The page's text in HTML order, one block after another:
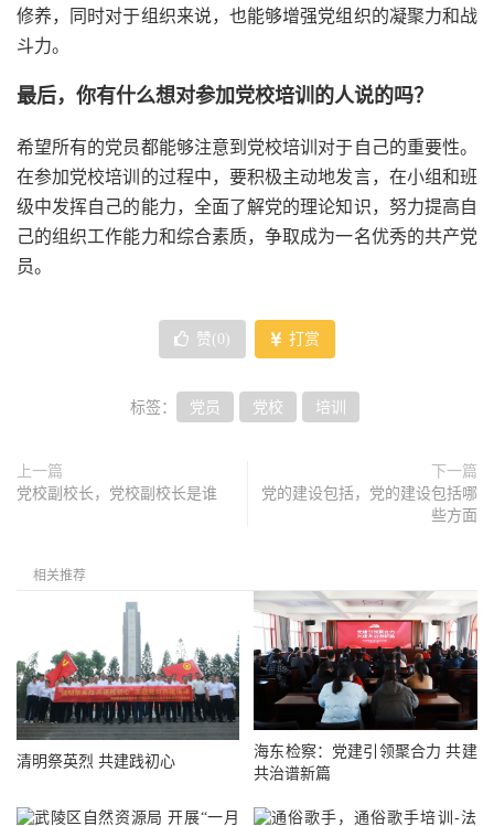
修养，同时对于组织来说，也能够增强党组织的凝聚力和战
斗力。
最后，你有什么想对参加党校培训的人说的吗？
希望所有的党员都能够注意到党校培训对于自己的重要性。
在参加党校培训的过程中，要积极主动地发言，在小组和班
级中发挥自己的能力，全面了解党的理论知识，努力提高自
己的组织工作能力和综合素质，争取成为一名优秀的共产党
员。
赞( 0 ) 打赏
标签： 党员 党校 培训
上一篇
党校副校长，党校副校长是谁
下一篇
党的建设包括，党的建设包括哪
些方面
相关推荐
清明祭英烈 共建践初心
海东检察：党建引领聚合力 共建
共治谱新篇